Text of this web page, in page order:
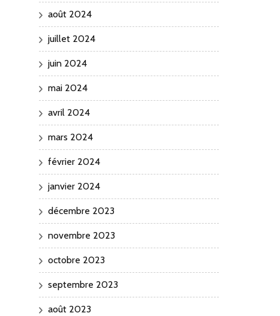
août 2024
juillet 2024
juin 2024
mai 2024
avril 2024
mars 2024
février 2024
janvier 2024
décembre 2023
novembre 2023
octobre 2023
septembre 2023
août 2023